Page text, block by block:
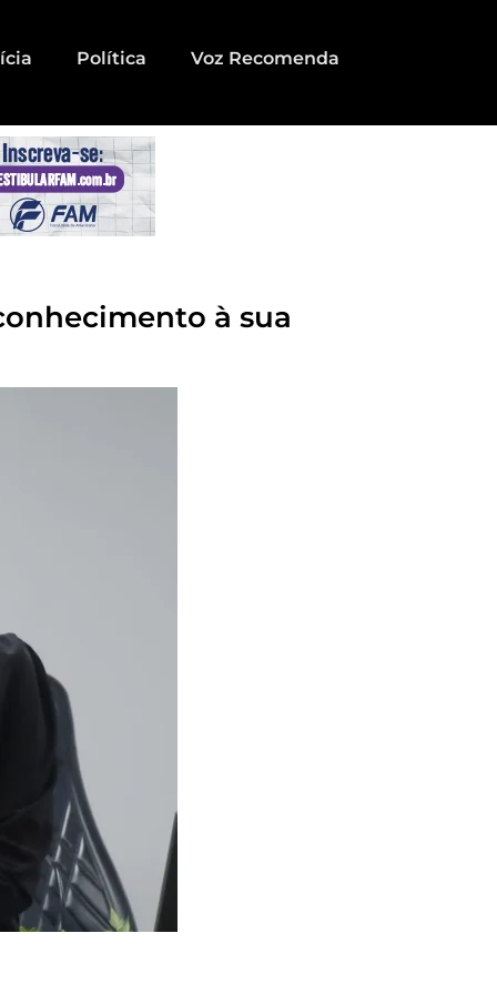
Política Voz Recomenda
à sua